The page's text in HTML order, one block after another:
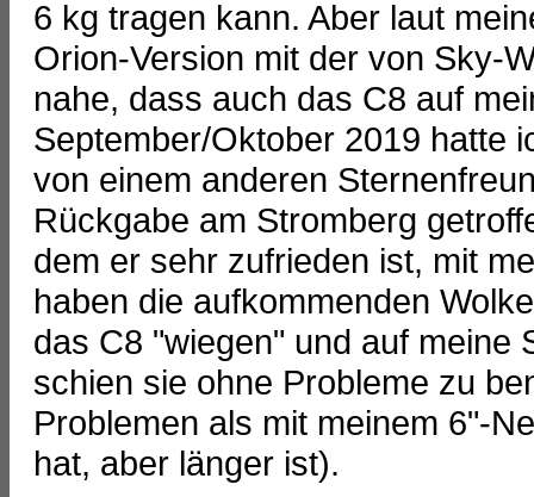
6 kg tragen kann. Aber laut
Orion-Version mit der von Sky-
nahe, dass auch das C8 auf
September/Oktober 2019 hatte
von einem anderen
Rückgabe am Stromberg
dem er sehr zufrieden ist, mit
haben die aufkommenden
das C8 "wiegen" und auf meine
schien sie ohne Probleme zu
Problemen als mit meinem 6"-
hat, aber länger ist).